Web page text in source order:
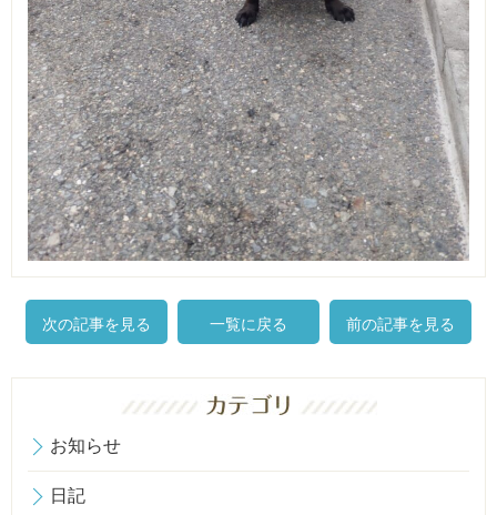
次の記事を見る 一覧に戻る 前の記事を見る
お知らせ
日記